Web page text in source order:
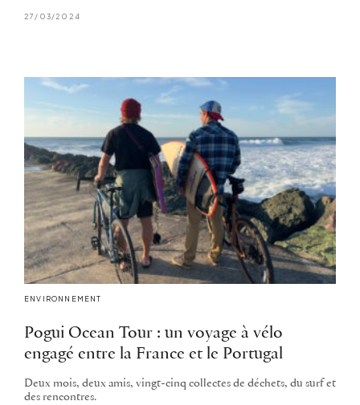
27/03/2024
ENVIRONNEMENT
Pogui Ocean Tour : un voyage à vélo
engagé entre la France et le Portugal
Deux mois, deux amis, vingt-cinq collectes de déchets, du surf et
des rencontres.